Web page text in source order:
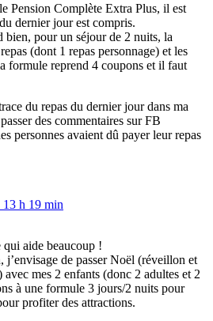
Pension Complète Extra Plus, il est
dernier jour est compris.
bien, pour un séjour de 2 nuits, la
(dont 1 repas personnage) et les
formule reprend 4 coupons et il faut
du repas du dernier jour dans ma
des commentaires sur FB
personnes avaient dû payer leur repas
13 h 19 min
aide beaucoup !
j’envisage de passer Noël (réveillon et
mes 2 enfants (donc 2 adultes et 2
à une formule 3 jours/2 nuits pour
profiter des attractions.